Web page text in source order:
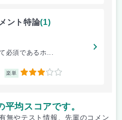
ント特論(1)
必須であるホ...
楽単 3
均スコアです。
無やテスト情報、先輩のコメン